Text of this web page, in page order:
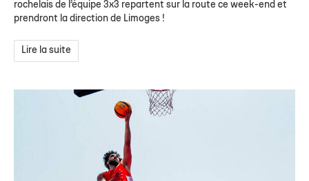
rochelais de l’équipe 3x3 repartent sur la route ce week-end et
prendront la direction de Limoges !
Lire la suite